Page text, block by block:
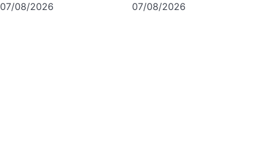
Nass
07/08/2026
07/08/2026